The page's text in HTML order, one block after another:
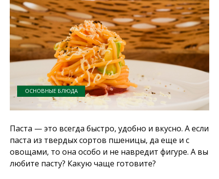
ОСНОВНЫЕ БЛЮДА
Паста — это всегда быстро, удобно и вкусно. А если
паста из твердых сортов пшеницы, да еще и с
овощами, то она особо и не навредит фигуре. А вы
любите пасту? Какую чаще готовите?